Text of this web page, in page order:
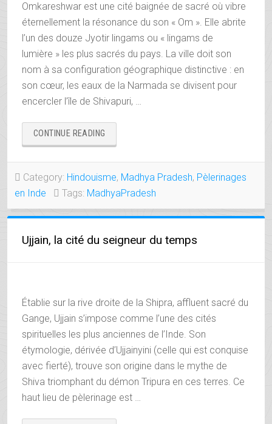
Omkareshwar est une cité baignée de sacré où vibre
éternellement la résonance du son « Om ». Elle abrite
l’un des douze Jyotir lingams ou « lingams de
lumière » les plus sacrés du pays. La ville doit son
nom à sa configuration géographique distinctive : en
son cœur, les eaux de la Narmada se divisent pour
encercler l’île de Shivapuri, …
CONTINUE READING
LE
SON
« OM » »
Category: Hindouisme, Madhya Pradesh, Pèlerinages
en Inde
Tags: MadhyaPradesh
Ujjain, la cité du seigneur du temps
Établie sur la rive droite de la Shipra, affluent sacré du
Gange, Ujjain s’impose comme l’une des cités
spirituelles les plus anciennes de l’Inde. Son
étymologie, dérivée d’Ujjainyini (celle qui est conquise
avec fierté), trouve son origine dans le mythe de
Shiva triomphant du démon Tripura en ces terres. Ce
haut lieu de pèlerinage est …